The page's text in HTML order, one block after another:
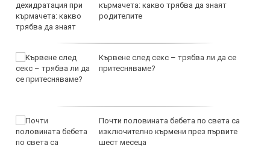
кърмачета: какво трябва да знаят
родителите
Кървене след секс – трябва ли да се
притесняваме?
Почти половината бебета по света са
изключително кърмени през първите
шест месеца